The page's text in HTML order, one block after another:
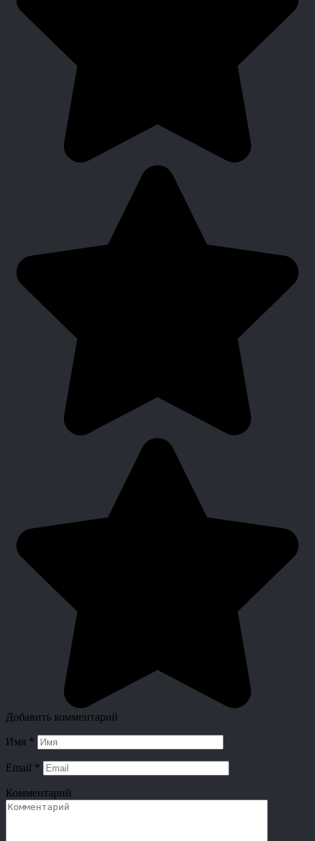
Добавить комментарий
Имя *
Email *
Комментарий